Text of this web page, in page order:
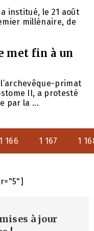
institué, le 21 août
millénaire, de
met fin à un
primat
II, a protesté
par la ...
1 166 1 167 1
à jour